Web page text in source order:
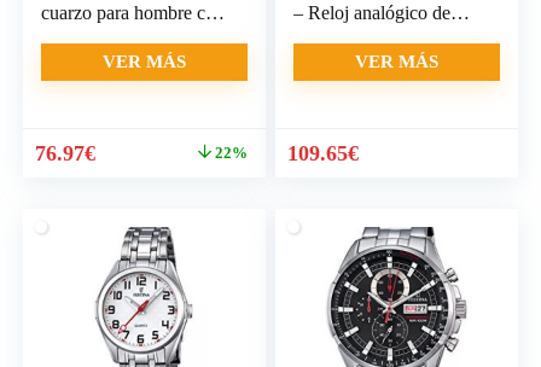
cuarzo para hombre con
VER MÁS
El
era:
76.97€El
76.97€.
22%
– Reloj analógico de
VER MÁS
109.65€